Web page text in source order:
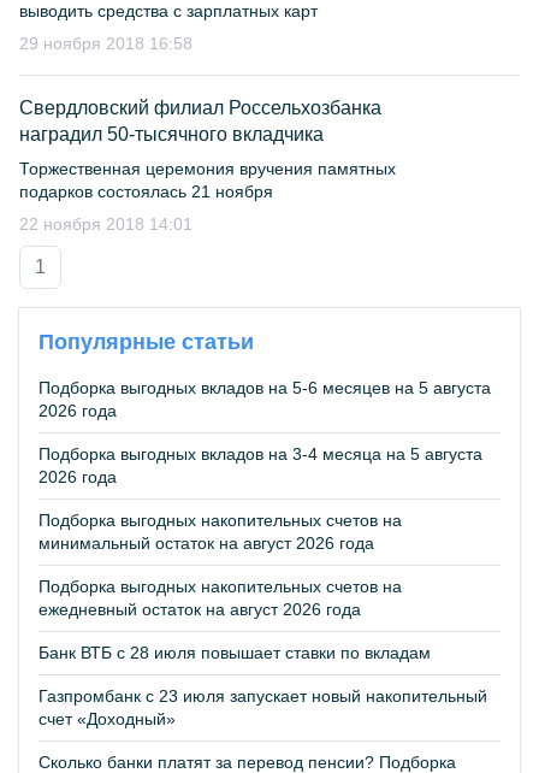
выводить средства с зарплатных карт
29 ноября 2018 16:58
Свердловский филиал Россельхозбанка
наградил 50-тысячного вкладчика
Торжественная церемония вручения памятных
подарков состоялась 21 ноября
22 ноября 2018 14:01
1
Популярные статьи
Подборка выгодных вкладов на 5-6 месяцев на 5 августа
2026 года
Подборка выгодных вкладов на 3-4 месяца на 5 августа
2026 года
Подборка выгодных накопительных счетов на
минимальный остаток на август 2026 года
Подборка выгодных накопительных счетов на
ежедневный остаток на август 2026 года
Банк ВТБ с 28 июля повышает ставки по вкладам
Газпромбанк с 23 июля запускает новый накопительный
счет «Доходный»
Сколько банки платят за перевод пенсии? Подборка